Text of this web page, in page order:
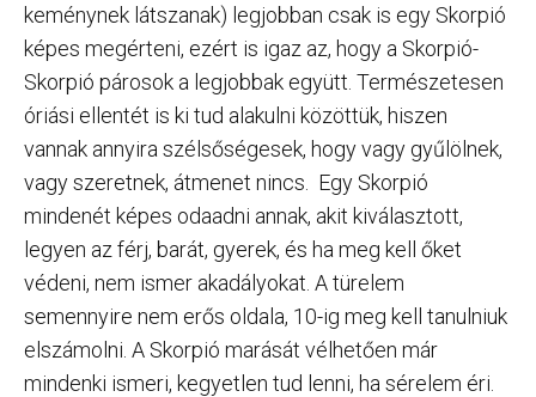
keménynek látszanak) legjobban csak is egy Skorpió
képes megérteni, ezért is igaz az, hogy a Skorpió-
Skorpió párosok a legjobbak együtt. Természetesen
óriási ellentét is ki tud alakulni közöttük, hiszen
vannak annyira szélsőségesek, hogy vagy gyűlölnek,
vagy szeretnek, átmenet nincs. Egy Skorpió
mindenét képes odaadni annak, akit kiválasztott,
legyen az férj, barát, gyerek, és ha meg kell őket
védeni, nem ismer akadályokat. A türelem
semennyire nem erős oldala, 10-ig meg kell tanulniuk
elszámolni. A Skorpió marását vélhetően már
mindenki ismeri, kegyetlen tud lenni, ha sérelem éri.